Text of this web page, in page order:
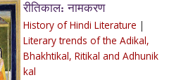
रीतिकाल: नामकरण
History of Hindi Literature |
Literary trends of the Adikal,
Bhakhtikal, Ritikal and Adhunik
kal